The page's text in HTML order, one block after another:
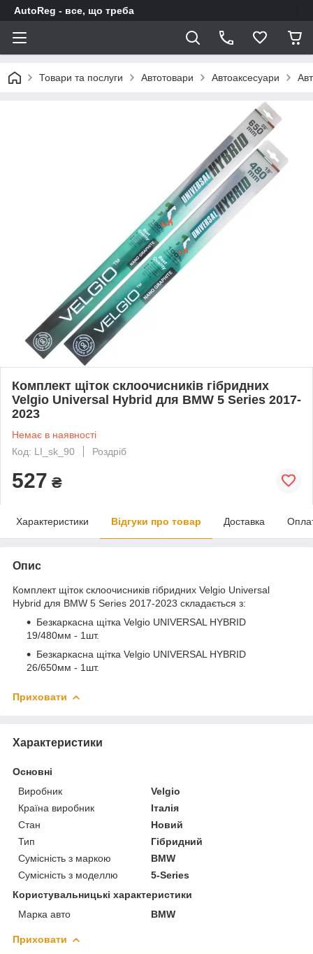
AutoReg - все, що треба
Товари та послуги Автотовари Автоаксесуари
Комплект щіток склоочисників гібридних
Velgio Universal Hybrid для BMW 5 Series 2017-
2023
Немає в наявності
Код: LI_sk_90
Роздріб
527 ₴
Характеристики Відгуки про товар Доставка
Опис
Комплект щіток склоочисників гібридних Velgio Universal
Hybrid для BMW 5 Series 2017-2023 складається з:
Безкаркасна щітка Velgio UNIVERSAL HYBRID
19/480мм - 1шт.
Безкаркасна щітка Velgio UNIVERSAL HYBRID
26/650мм - 1шт.
Приховати
Характеристики
Основні
Виробник
Velgio
Країна виробник
Італія
Стан
Новий
Тип
Гібридний
Сумісність з маркою
BMW
Сумісність з моделлю
5-Series
Користувальницькі характеристики
Марка авто
BMW
Приховати